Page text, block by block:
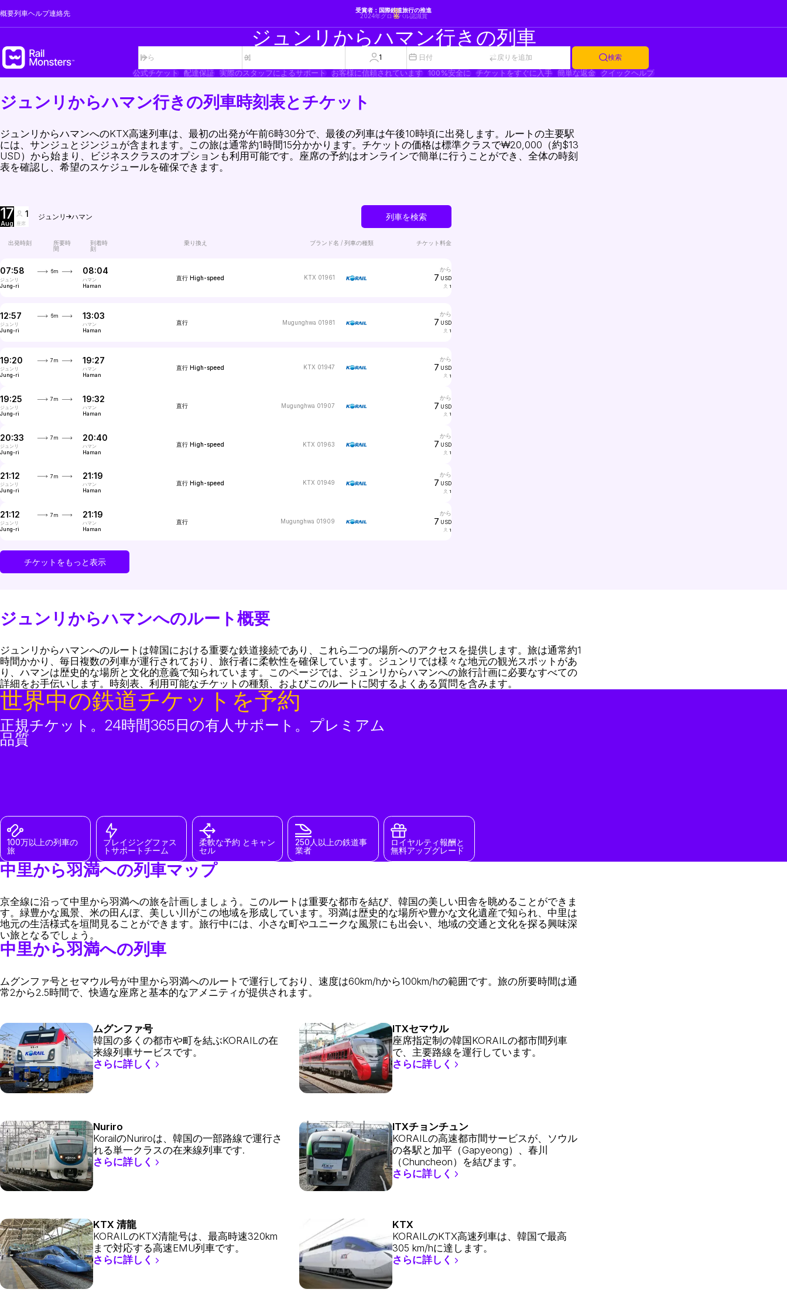
概要列車ヘルプ連絡先
受賞者：国際鉄道旅行の推進
2024年グローバル認識賞
ジュンリからハマン行きの列車
1 日付 戻りを追加
検索
公式チケット
配達保証 実際のスタッフによるサポート お客様に信頼されています 100%安全に チケットをすぐに入手 簡単な返金 クイックヘルプ
ジュンリからハマン行きの列車時刻表とチケット
ジュンリからハマンへのKTX高速列車は、最初の出発が午前6時30分で、最後の列車は午後10時頃に出発します。ルートの主要駅
には、サンジュとジンジュが含まれます。この旅は通常約1時間15分かかります。チケットの価格は標準クラスで₩20,000（約$13
USD）から始まり、ビジネスクラスのオプションも利用可能です。座席の予約はオンラインで簡単に行うことができ、全体の時刻
表を確認し、希望のスケジュールを確保できます。
17
Aug
1
座席
ジュンリ ハマン 列車を検索
出発時刻
所要時
間
到着時
刻
乗り換え ブランド名 / 列車の種類 チケット料金
07:58
ジュンリ
Jung-ri
6m 08:04
ハマン
Haman
直行 High-speed KTX 01961
から
7 USD
1
12:57
ジュンリ
Jung-ri
6m 13:03
ハマン
Haman
直行 Mugunghwa 01981
から
7 USD
1
19:20
ジュンリ
Jung-ri
7m 19:27
ハマン
Haman
直行 High-speed KTX 01947
から
7 USD
1
19:25
ジュンリ
Jung-ri
7m 19:32
ハマン
Haman
直行 Mugunghwa 01907
から
7 USD
1
20:33
ジュンリ
Jung-ri
7m 20:40
ハマン
Haman
直行 High-speed KTX 01963
から
7 USD
1
21:12
ジュンリ
Jung-ri
7m 21:19
ハマン
Haman
直行 High-speed KTX 01949
から
7 USD
1
21:12
ジュンリ
Jung-ri
7m 21:19
ハマン
Haman
直行 Mugunghwa 01909
から
7 USD
1
チケットをもっと表示
ジュンリからハマンへのルート概要
ジュンリからハマンへのルートは韓国における重要な鉄道接続であり、これら二つの場所へのアクセスを提供します。旅は通常約1
時間かかり、毎日複数の列車が運行されており、旅行者に柔軟性を確保しています。ジュンリでは様々な地元の観光スポットがあ
り、ハマンは歴史的な場所と文化的意義で知られています。このページでは、ジュンリからハマンへの旅行計画に必要なすべての
詳細をお手伝いします。時刻表、利用可能なチケットの種類、およびこのルートに関するよくある質問を含みます。
世界中の鉄道チケットを予約
正規チケット。24時間365日の有人サポート。プレミアム
品質
100万以上の列車の
旅
ブレイジングファス
トサポートチーム
柔軟な予約 とキャン
セル
250人以上の鉄道事
業者
ロイヤルティ報酬と
無料アップグレード
中里から羽満への列車マップ
京全線に沿って中里から羽満への旅を計画しましょう。このルートは重要な都市を結び、韓国の美しい田舎を眺めることができま
す。緑豊かな風景、米の田んぼ、美しい川がこの地域を形成しています。羽満は歴史的な場所や豊かな文化遺産で知られ、中里は
地元の生活様式を垣間見ることができます。旅行中には、小さな町やユニークな風景にも出会い、地域の交通と文化を探る興味深
い旅となるでしょう。
中里から羽満への列車
ムグンファ号とセマウル号が中里から羽満へのルートで運行しており、速度は60km/hから100km/hの範囲です。旅の所要時間は通
常2から2.5時間で、快適な座席と基本的なアメニティが提供されます。
ムグンファ号
韓国の多くの都市や町を結ぶKORAILの在
来線列車サービスです。
さらに詳しく
ITXセマウル
座席指定制の韓国KORAILの都市間列車
で、主要路線を運行しています。
さらに詳しく
Nuriro
KorailのNuriroは、韓国の一部路線で運行さ
れる単一クラスの在来線列車です.
さらに詳しく
ITXチョンチュン
KORAILの高速都市間サービスが、ソウル
の各駅と加平（Gapyeong）、春川
（Chuncheon）を結びます。
さらに詳しく
KTX 清龍
KORAILのKTX清龍号は、最高時速320km
まで対応する高速EMU列車です。
さらに詳しく
KTX
KORAILのKTX高速列車は、韓国で最高
305 km/hに達します。
さらに詳しく